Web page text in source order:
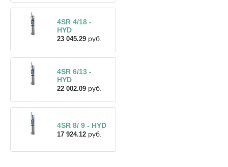
4SR 4/18 -
HYD
23 045.29 руб.
4SR 6/13 -
HYD
22 002.09 руб.
4SR 8/ 9 - HYD
17 924.12 руб.